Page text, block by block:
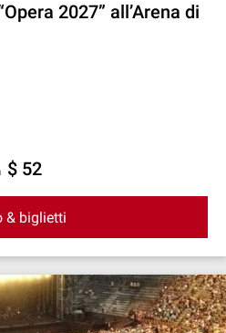
2027” all’Arena di
$ 52
& biglietti